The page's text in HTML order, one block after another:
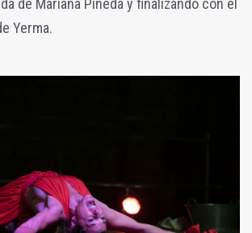
de Mariana Pineda y finalizando con el
Yerma.